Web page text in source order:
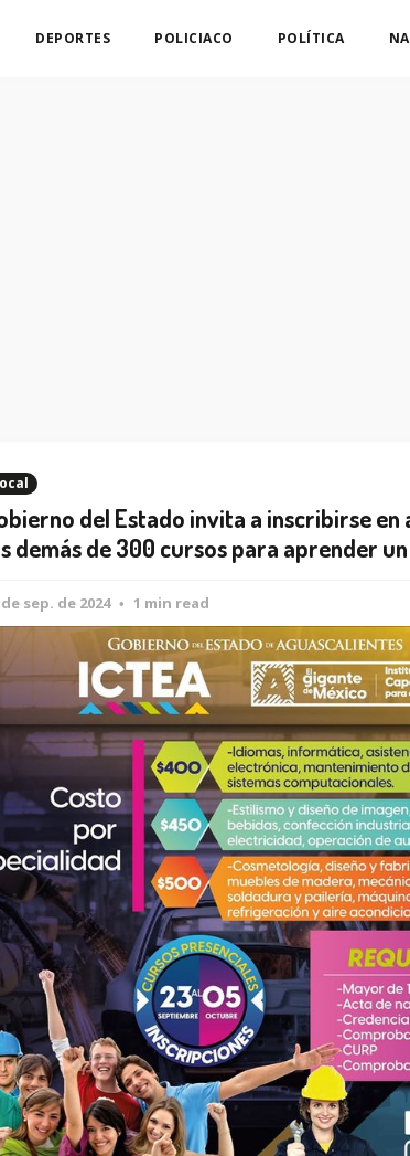
DEPORTES POLICIACO POLÍTICA
del Estado invita a inscribirse en
demás de 300 cursos para aprender
de sep. de 2024 1 min read